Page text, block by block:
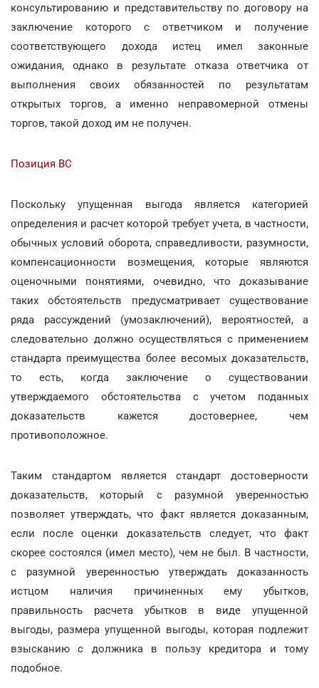
консультированию и представительству по договору на
заключение которого с ответчиком и получение
соответствующего дохода истец имел законные
ожидания, однако в результате отказа ответчика от
выполнения своих обязанностей по результатам
открытых торгов, а именно неправомерной отмены
торгов, такой доход им не получен.
Позиция ВС
Поскольку упущенная выгода является категорией
определения и расчет которой требует учета, в частности,
обычных условий оборота, справедливости, разумности,
компенсационности возмещения, которые являются
оценочными понятиями, очевидно, что доказывание
таких обстоятельств предусматривает существование
ряда рассуждений (умозаключений), вероятностей, а
следовательно должно осуществляться с применением
стандарта преимущества более весомых доказательств,
то есть, когда заключение о существовании
утверждаемого обстоятельства с учетом поданных
доказательств кажется достовернее, чем
противоположное.
Таким стандартом является стандарт достоверности
доказательств, который с разумной уверенностью
позволяет утверждать, что факт является доказанным,
если после оценки доказательств следует, что факт
скорее состоялся (имел место), чем не был. В частности,
с разумной уверенностью утверждать доказанность
истцом наличия причиненных ему убытков,
правильность расчета убытков в виде упущенной
выгоды, размера упущенной выгоды, которая подлежит
взысканию с должника в пользу кредитора и тому
подобное.